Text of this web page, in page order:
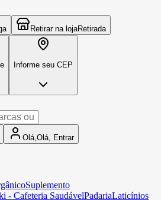
Retirar na lojaRetirada
Informe seu CEP
Olá, Olá, Entrar
Suplemento
- Cafeteria SaudávelPadariaLaticínios